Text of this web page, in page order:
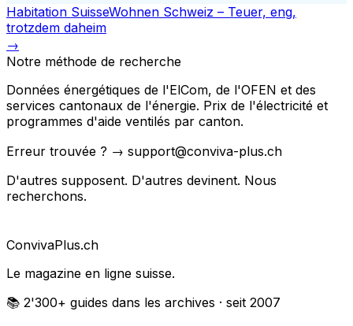
Habitation SuisseWohnen Schweiz – Teuer, eng,
trotzdem daheim
→
Notre méthode de recherche
Données énergétiques de l'ElCom, de l'OFEN et des
services cantonaux de l'énergie. Prix de l'électricité et
programmes d'aide ventilés par canton.
Erreur trouvée ? → support@conviva-plus.ch
D'autres supposent. D'autres devinent. Nous
recherchons.
ConvivaPlus.ch
Le magazine en ligne suisse.
📚 2'300+ guides dans les archives · seit 2007